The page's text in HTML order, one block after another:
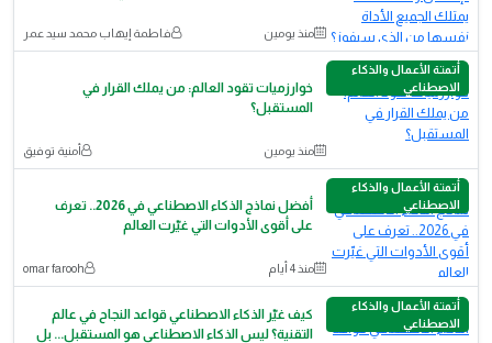
منذ يومين فاطمة إيهاب محمد سيد عمر
أتمتة الأعمال والذكاء
الاصطناعي
خوارزميات تقود العالم: من يملك القرار في
المستقبل؟
منذ يومين أمنية توفيق
أتمتة الأعمال والذكاء
الاصطناعي
أفضل نماذج الذكاء الاصطناعي في 2026.. تعرف
على أقوى الأدوات التي غيّرت العالم
منذ 4 أيام omar farooh
أتمتة الأعمال والذكاء
الاصطناعي
كيف غيّر الذكاء الاصطناعي قواعد النجاح في عالم
التقنية؟ ليس الذكاء الاصطناعي هو المستقبل... بل